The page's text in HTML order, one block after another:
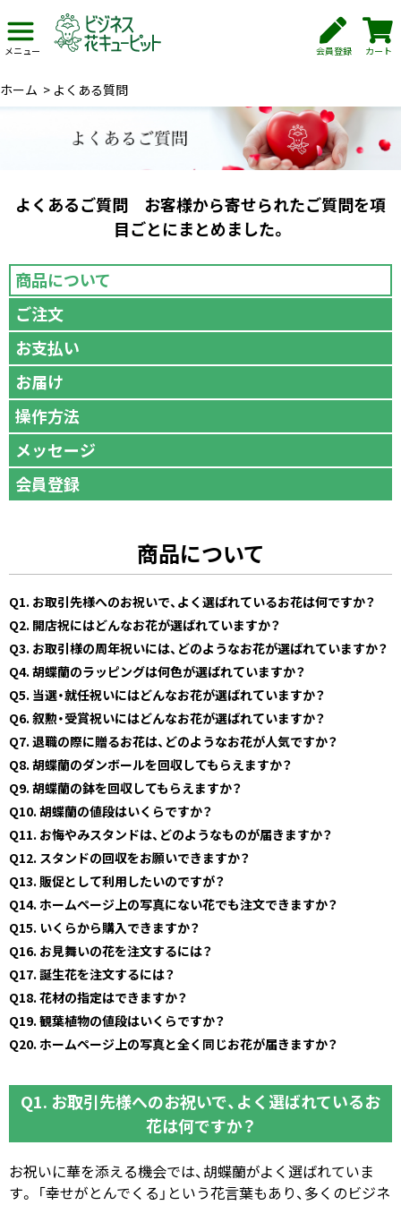
メニュー 会員登録 カート
ホーム > よくある質問
よくあるご質問 お客様から寄せられたご質問を項
目ごとにまとめました。
商品について
ご注文
お支払い
お届け
操作方法
メッセージ
会員登録
商品について
Q1. お取引先様へのお祝いで、よく選ばれているお花は何ですか？
Q2. 開店祝にはどんなお花が選ばれていますか？
Q3. お取引様の周年祝いには、どのようなお花が選ばれていますか？
Q4. 胡蝶蘭のラッピングは何色が選ばれていますか？
Q5. 当選・就任祝いにはどんなお花が選ばれていますか？
Q6. 叙勲・受賞祝いにはどんなお花が選ばれていますか？
Q7. 退職の際に贈るお花は、どのようなお花が人気ですか？
Q8. 胡蝶蘭のダンボールを回収してもらえますか？
Q9. 胡蝶蘭の鉢を回収してもらえますか？
Q10. 胡蝶蘭の値段はいくらですか？
Q11. お悔やみスタンドは、どのようなものが届きますか？
Q12. スタンドの回収をお願いできますか？
Q13. 販促として利用したいのですが？
Q14. ホームページ上の写真にない花でも注文できますか？
Q15. いくらから購入できますか？
Q16. お見舞いの花を注文するには？
Q17. 誕生花を注文するには？
Q18. 花材の指定はできますか？
Q19. 観葉植物の値段はいくらですか？
Q20. ホームページ上の写真と全く同じお花が届きますか？
Q1. お取引先様へのお祝いで、よく選ばれているお
花は何ですか？
お祝いに華を添える機会では、胡蝶蘭がよく選ばれていま
す。 「幸せがとんでくる」という花言葉もあり、多くのビジネ